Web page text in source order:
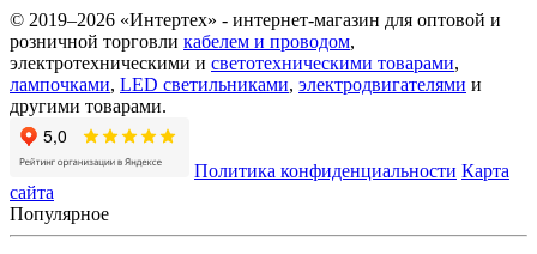
© 2019–2026 «Интертех» - интернет-магазин для оптовой и
розничной торговли кабелем и проводом,
электротехническими и светотехническими товарами,
лампочками, LED светильниками, электродвигателями и
другими товарами.
Политика конфиденциальности Карта
сайта
Популярное